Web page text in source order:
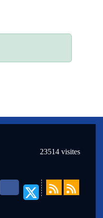
23514 visites